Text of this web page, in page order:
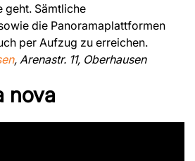
geht. Sämtliche
die Panoramaplattformen
per Aufzug zu erreichen.
, Arenastr. 11, Oberhausen
nova